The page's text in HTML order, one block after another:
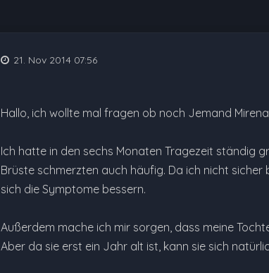
21. Nov 2014 07:56
Hallo, ich wollte mal fragen ob noch Jemand
Ich hatte in den sechs Monaten Tragezeit ständig
Brüste schmerzten auch häufig. Da ich nicht
sich die Symptome bessern.
Außerdem mache ich mir sorgen, dass meine
Aber da sie erst ein Jahr alt ist, kann sie sich